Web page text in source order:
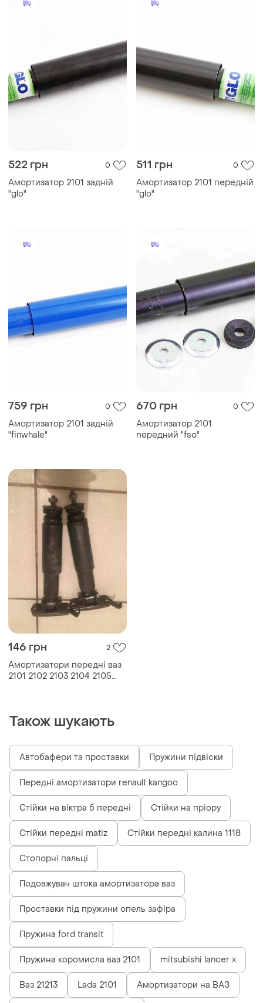
522 грн 0
Амортизатор 2101 задній
"glo"
511 грн 0
Амортизатор 2101 передній
"glo"
759 грн 0
Амортизатор 2101 задній
"finwhale"
670 грн 0
Амортизатор 2101
передний "fso"
146 грн 2
Амортизатори передні ваз
2101 2102 2103 2104 2105
Також шукають
Автобафери та проставки Пружини підвіски
Передні амортизатори renault kangoo
Стійки на віктра б передні Стійки на пріору
Стійки передні matiz Стійки передні калина 1118
Стопорні пальці
Подовжувач штока амортизатора ваз
Проставки під пружини опель зафіра
Пружина ford transit
Пружина коромисла ваз 2101 mitsubishi lancer x
Ваз 21213 Lada 2101 Амортизатори на ВАЗ